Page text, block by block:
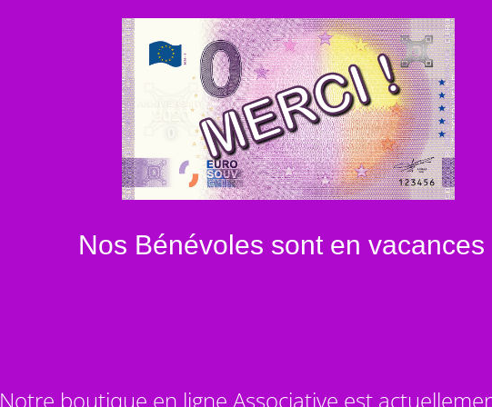
Nos Bénévoles sont en vacances
Notre boutique en ligne Associative est